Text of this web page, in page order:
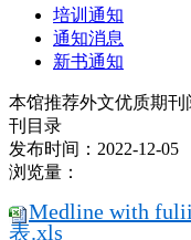
培训通知
通知消息
新书通知
本馆推荐外文优质期刊
刊目录
发布时间：2022-12-05
浏览量：
Medline with
表.xls